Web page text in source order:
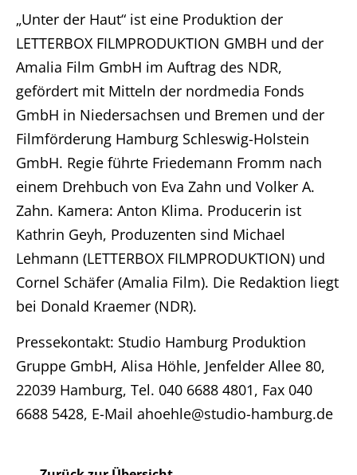
„Unter der Haut“ ist eine Produktion der
LETTERBOX FILMPRODUKTION GMBH und der
Amalia Film GmbH im Auftrag des NDR,
gefördert mit Mitteln der nordmedia Fonds
GmbH in Niedersachsen und Bremen und der
Filmförderung Hamburg Schleswig-Holstein
GmbH. Regie führte Friedemann Fromm nach
einem Drehbuch von Eva Zahn und Volker A.
Zahn. Kamera: Anton Klima. Producerin ist
Kathrin Geyh, Produzenten sind Michael
Lehmann (LETTERBOX FILMPRODUKTION) und
Cornel Schäfer (Amalia Film). Die Redaktion liegt
bei Donald Kraemer (NDR).
Pressekontakt: Studio Hamburg Produktion
Gruppe GmbH, Alisa Höhle, Jenfelder Allee 80,
22039 Hamburg, Tel. 040 6688 4801, Fax 040
6688 5428, E-Mail ahoehle@studio-hamburg.de
Unternehmen
Produktionen
Presse
Karriere
Kontakt
DE
Impressum